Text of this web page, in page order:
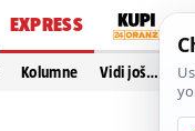
EXPRESS
Kolumne Vidi još…